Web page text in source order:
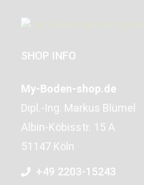
SHOP INFO
My-Boden-shop.de
Dipl.-Ing. Markus Blümel
Albin-Köbisstr. 15 A
51147 Köln
+49 2203-15243